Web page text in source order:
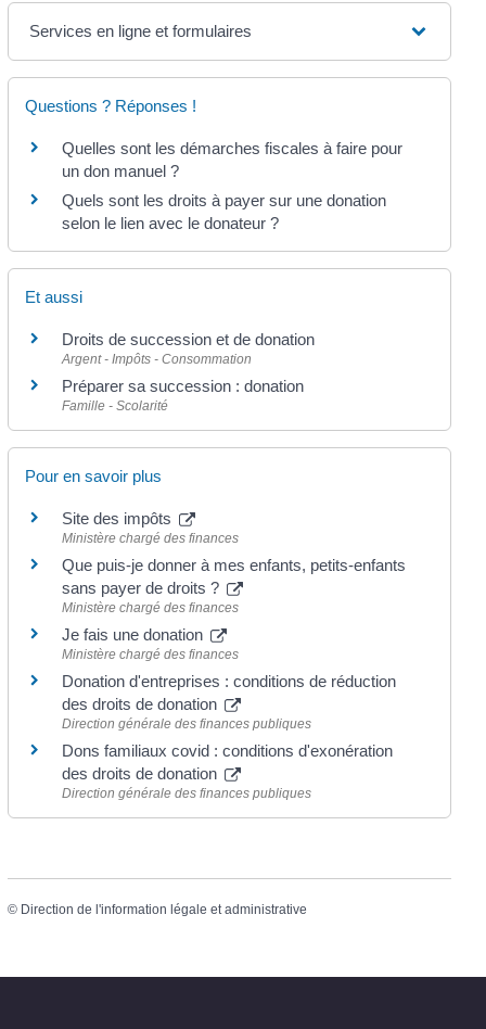
Services en ligne et formulaires
Questions ? Réponses !
Quelles sont les démarches fiscales à faire pour
un don manuel ?
Quels sont les droits à payer sur une donation
selon le lien avec le donateur ?
Et aussi
Droits de succession et de donation
Argent - Impôts - Consommation
Préparer sa succession : donation
Famille - Scolarité
Pour en savoir plus
Site des impôts
Ministère chargé des finances
Que puis-je donner à mes enfants, petits-enfants
sans payer de droits ?
Ministère chargé des finances
Je fais une donation
Ministère chargé des finances
Donation d'entreprises : conditions de réduction
des droits de donation
Direction générale des finances publiques
Dons familiaux covid : conditions d'exonération
des droits de donation
Direction générale des finances publiques
© Direction de l'information légale et administrative